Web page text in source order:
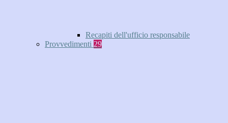
Recapiti dell'ufficio responsabile
Provvedimenti 29